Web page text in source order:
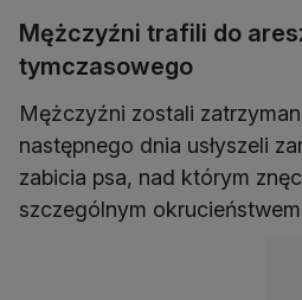
Mężczyźni trafili do
tymczasowego
Mężczyźni zostali
następnego dnia usłyszeli
zabicia psa, nad którym
szczególnym